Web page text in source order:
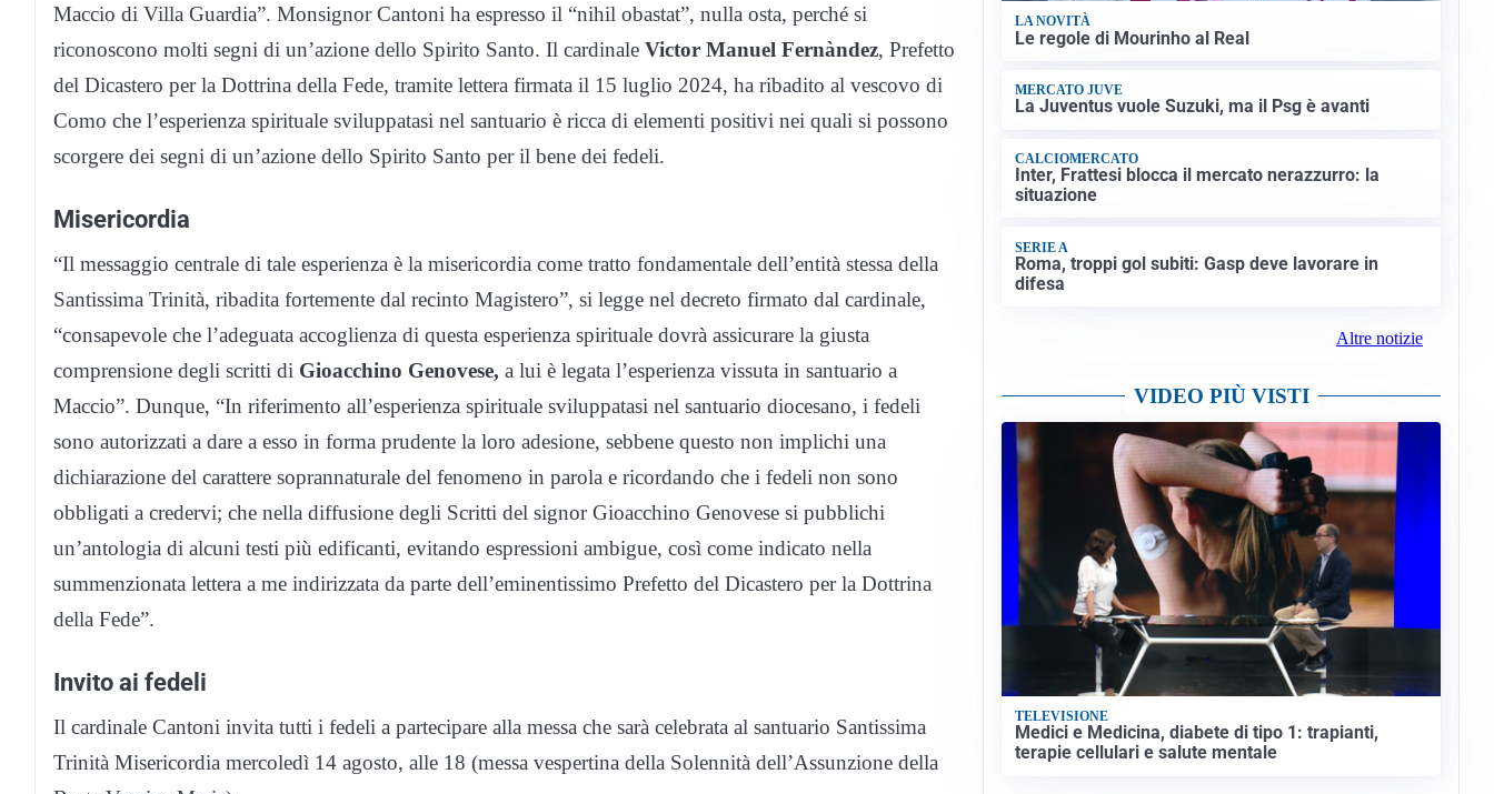
Maccio di Villa Guardia”. Monsignor Cantoni ha espresso il “nihil obastat”, nulla osta, perché si
riconoscono molti segni di un’azione dello Spirito Santo. Il cardinale Victor Manuel Fernàndez, Prefetto
del Dicastero per la Dottrina della Fede, tramite lettera firmata il 15 luglio 2024, ha ribadito al vescovo di
Como che l’esperienza spirituale sviluppatasi nel santuario è ricca di elementi positivi nei quali si possono
scorgere dei segni di un’azione dello Spirito Santo per il bene dei fedeli.
Misericordia
“Il messaggio centrale di tale esperienza è la misericordia come tratto fondamentale dell’entità stessa della
Santissima Trinità, ribadita fortemente dal recinto Magistero”, si legge nel decreto firmato dal cardinale,
“consapevole che l’adeguata accoglienza di questa esperienza spirituale dovrà assicurare la giusta
comprensione degli scritti di Gioacchino Genovese, a lui è legata l’esperienza vissuta in santuario a
Maccio”. Dunque, “In riferimento all’esperienza spirituale sviluppatasi nel santuario diocesano, i fedeli
sono autorizzati a dare a esso in forma prudente la loro adesione, sebbene questo non implichi una
dichiarazione del carattere soprannaturale del fenomeno in parola e ricordando che i fedeli non sono
obbligati a credervi; che nella diffusione degli Scritti del signor Gioacchino Genovese si pubblichi
un’antologia di alcuni testi più edificanti, evitando espressioni ambigue, così come indicato nella
summenzionata lettera a me indirizzata da parte dell’eminentissimo Prefetto del Dicastero per la Dottrina
della Fede”.
Invito ai fedeli
Il cardinale Cantoni invita tutti i fedeli a partecipare alla messa che sarà celebrata al santuario Santissima
Trinità Misericordia mercoledì 14 agosto, alle 18 (messa vespertina della Solennità dell’Assunzione della
LA NOVITÀ
Le regole di Mourinho al Real
MERCATO JUVE
La Juventus vuole Suzuki, ma il Psg è avanti
CALCIOMERCATO
Inter, Frattesi blocca il mercato nerazzurro: la
situazione
SERIE A
Roma, troppi gol subiti: Gasp deve lavorare in
difesa
Altre notizie
VIDEO PIÙ VISTI
TELEVISIONE
Medici e Medicina, diabete di tipo 1: trapianti,
terapie cellulari e salute mentale